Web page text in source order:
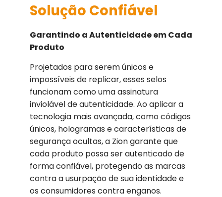
Solução Confiável
Garantindo a Autenticidade em Cada
Produto
Projetados para serem únicos e
impossíveis de replicar, esses selos
funcionam como uma assinatura
inviolável de autenticidade. Ao aplicar a
tecnologia mais avançada, como códigos
únicos, hologramas e características de
segurança ocultas, a Zion garante que
cada produto possa ser autenticado de
forma confiável, protegendo as marcas
contra a usurpação de sua identidade e
os consumidores contra enganos.